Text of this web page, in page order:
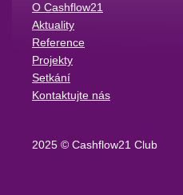
O Cashflow21
Aktuality
Reference
Projekty
Setkání
Kontaktujte nás
2025 © Cashflow21 Club